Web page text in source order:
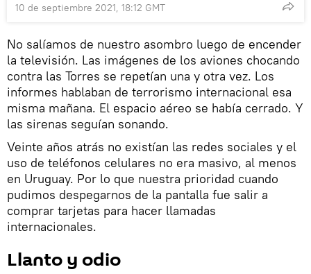
10 de septiembre 2021, 18:12 GMT
No salíamos de nuestro asombro luego de encender
la televisión. Las imágenes de los aviones chocando
contra las Torres se repetían una y otra vez. Los
informes hablaban de terrorismo internacional esa
misma mañana. El espacio aéreo se había cerrado. Y
las sirenas seguían sonando.
Veinte años atrás no existían las redes sociales y el
uso de teléfonos celulares no era masivo, al menos
en Uruguay. Por lo que nuestra prioridad cuando
pudimos despegarnos de la pantalla fue salir a
comprar tarjetas para hacer llamadas
internacionales.
Llanto y odio